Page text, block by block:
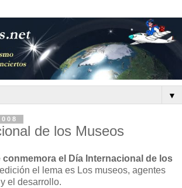
▼
de los Museos
conmemora el Día Internacional de los
el lema es Los museos, agentes
el desarrollo.